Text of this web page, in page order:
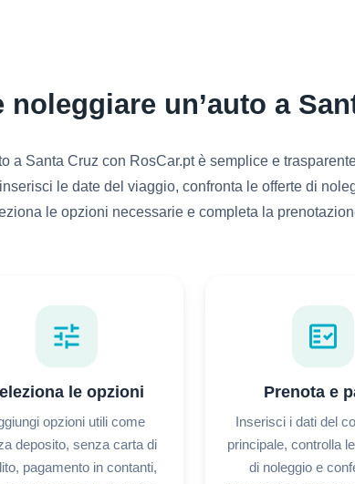
noleggiare un’auto a
a Santa Cruz con RosCar.pt è semplice e
le date del viaggio, confronta le offerte di
le opzioni necessarie e completa la
tune
le opzioni
opzioni utili come
deposito, senza carta di
pagamento in contanti,
fact_check
Prenota e
Inserisci i dati del
principale, controlla
di noleggio e